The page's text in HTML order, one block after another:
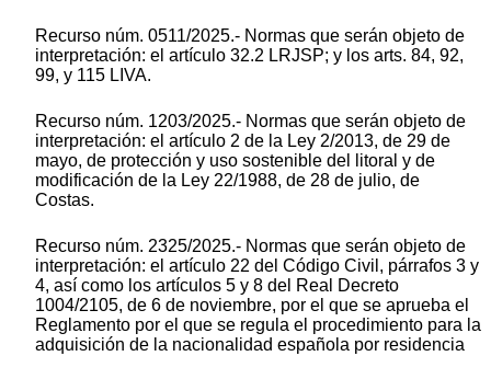
Recurso núm. 0511/2025.- Normas que serán objeto de
interpretación: el artículo 32.2 LRJSP; y los arts. 84, 92,
99, y 115 LIVA.
Recurso núm. 1203/2025.- Normas que serán objeto de
interpretación: el artículo 2 de la Ley 2/2013, de 29 de
mayo, de protección y uso sostenible del litoral y de
modificación de la Ley 22/1988, de 28 de julio, de
Costas.
Recurso núm. 2325/2025.- Normas que serán objeto de
interpretación: el artículo 22 del Código Civil, párrafos 3 y
4, así como los artículos 5 y 8 del Real Decreto
1004/2105, de 6 de noviembre, por el que se aprueba el
Reglamento por el que se regula el procedimiento para la
adquisición de la nacionalidad española por residencia